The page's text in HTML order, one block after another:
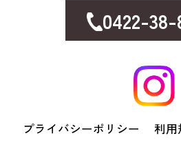
0422-
プライバシーポリシー 利用